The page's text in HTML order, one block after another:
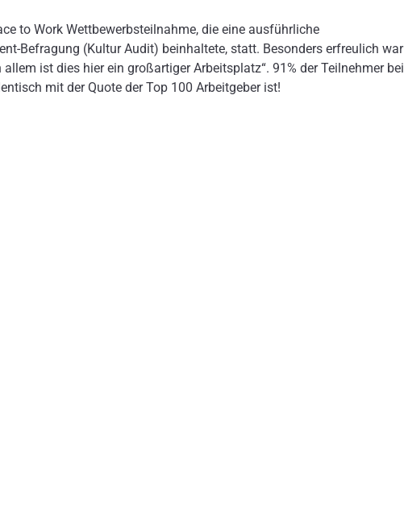
to Work Wettbewerbsteilnahme, die eine ausführliche
Befragung (Kultur Audit) beinhaltete, statt. Besonders erfreulich war
ist dies hier ein großartiger Arbeitsplatz“. 91% der Teilnehmer bei
mit der Quote der Top 100 Arbeitgeber ist!